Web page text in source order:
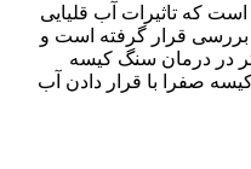
که تاثیرات آب قلیایی
قرار گرفته است و
در درمان سنگ کیسه
صفرا با قرار دادن آب